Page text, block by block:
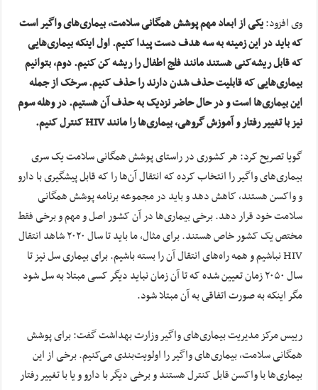
وی افزود:یکی از ابعاد مهم پوشش همگانی سلامت، بیماری‌های واگیر است
که باید در این زمینه به سه هدف دست پیدا کنیم. اول اینکه بیماری‌هایی
که قابل ریشه‌کنی هستند مانند فلج اطفال را ریشه کن کنیم. دوم، بتوانیم
بیماری‌هایی که قابلیت حذف شدن دارند را حذف کنیم. سرخک از جمله
این بیماری‌ها است و در حال حاضر نزدیک به حذف آن هستیم. در وهله سوم
نیز با تغییر رفتار و آموزش گروهی، بیماری‌ها را مانند HIV کنترل کنیم.
گویا تصریح کرد: هر کشوری در راستای پوشش همگانی سلامت یک سری
بیماری‌های واگیر را انتخاب کرده که انتقال آن‌ها را که قابل پیشگیری با دارو
و واکسن هستند، کاهش دهد و باید در مجموعه برنامه پوشش همگانی
سلامت خود قرار دهد. برخی بیماری‌ها در آن کشور اصل و مهم و برخی فقط
مختص یک کشور خاص هستند. برای مثال، ما باید تا سال ۲۰۲۰ شاهد انتقال
HIV نباشیم و همه راه‌های انتقال آن را بسته باشیم. برای بیماری سل نیز تا
سال ۲۰۵۰ زمان تعیین شده که تا آن زمان نباید دیگر کسی مبتلا به سل شود
مگر اینکه به صورت اتفاقی به آن مبتلا شود.
رییس مرکز مدیریت بیماری‌های واگیر وزارت بهداشت گفت: برای پوشش
همگانی سلامت، بیماری‌های واگیر را اولویت‌بندی می‌کنیم. برخی از این
بیماری‌ها با واکسن قابل کنترل هستند و برخی دیگر با دارو و یا با تغییر رفتار